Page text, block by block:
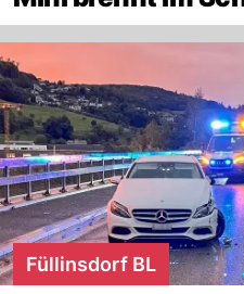
Füllinsdorf BL